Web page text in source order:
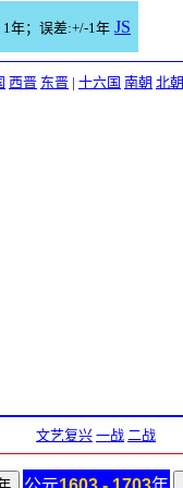
年；误差:+/-1年 JS
西晋 东晋 | 十六国 南朝 北朝
文艺复兴 一战 二战